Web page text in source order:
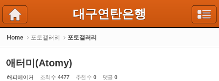
대구연탄은행
Home 포토갤러리 포토갤러리
애터미(Atomy)
해피메이커 조회 수 4477 추천 수 0 댓글 0